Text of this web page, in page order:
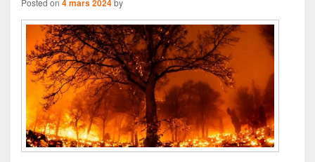
Posted on 4 mars 2024by